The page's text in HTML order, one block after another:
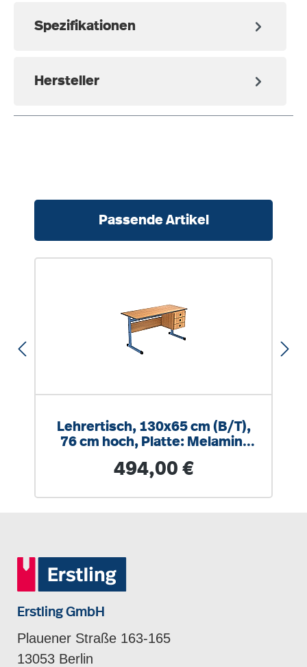
Spezifikationen
Hersteller
Passende Artikel
Lehrertisch, 130x65 cm (B/T),
76 cm hoch, Platte: Melamin,
Regulärer Preis:
494,00 €
Erstling GmbH
Plauener Straße 163-165
13053 Berlin